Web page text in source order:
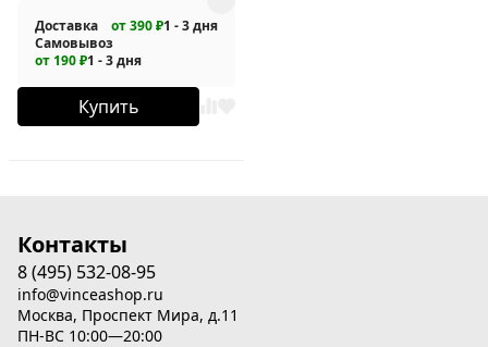
Доставка от 390 ₽1 - 3 дня
Самовывоз
от 190 ₽1 - 3 дня
Купить
Контакты
8 (495) 532-08-95
info@vinceashop.ru
Москва, Проспект Мира, д.11
ПН-ВС 10:00—20:00